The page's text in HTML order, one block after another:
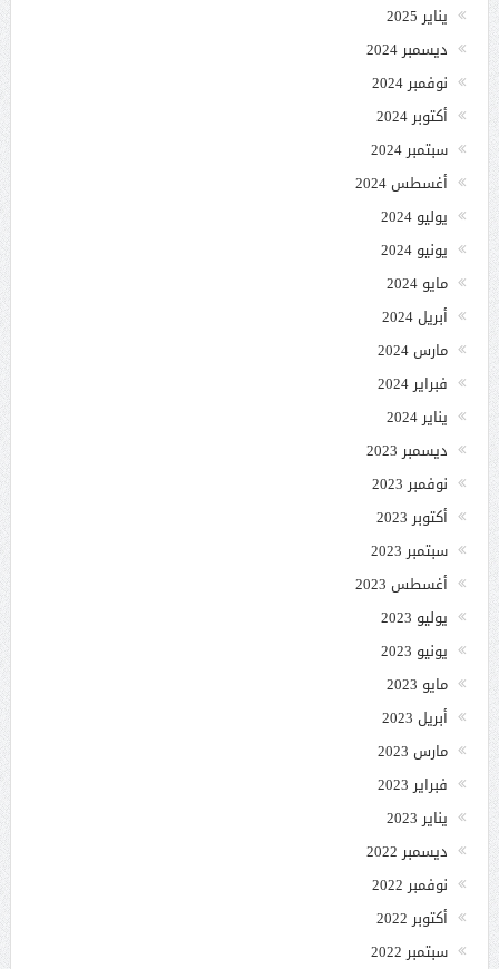
يناير 2025
ديسمبر 2024
نوفمبر 2024
أكتوبر 2024
سبتمبر 2024
أغسطس 2024
يوليو 2024
يونيو 2024
مايو 2024
أبريل 2024
مارس 2024
فبراير 2024
يناير 2024
ديسمبر 2023
نوفمبر 2023
أكتوبر 2023
سبتمبر 2023
أغسطس 2023
يوليو 2023
يونيو 2023
مايو 2023
أبريل 2023
مارس 2023
فبراير 2023
يناير 2023
ديسمبر 2022
نوفمبر 2022
أكتوبر 2022
سبتمبر 2022